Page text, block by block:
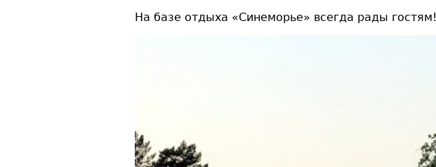
На базе отдыха «Синеморье» всегда рады гостям!